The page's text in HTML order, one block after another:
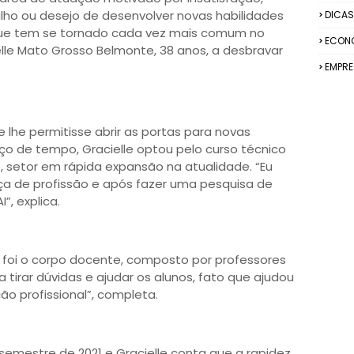
ou desejo de desenvolver novas habilidades
tem se tornado cada vez mais comum no
Mato Grosso Belmonte, 38 anos, a desbravar
lhe permitisse abrir as portas para novas
de tempo, Gracielle optou pelo curso técnico
em rápida expansão na atualidade. “Eu
de profissão e após fazer uma pesquisa de
explica.
o corpo docente, composto por professores
dúvidas e ajudar os alunos, fato que ajudou
profissional”, completa.
DICAS